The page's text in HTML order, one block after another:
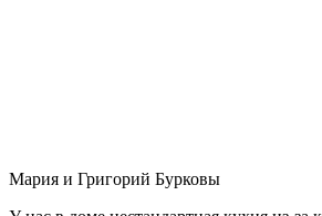
Мария и Григорий Бурковы